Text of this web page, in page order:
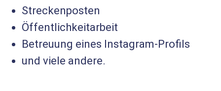
Streckenposten
Öffentlichkeitarbeit
Betreuung eines Instagram-Profils
und viele andere.